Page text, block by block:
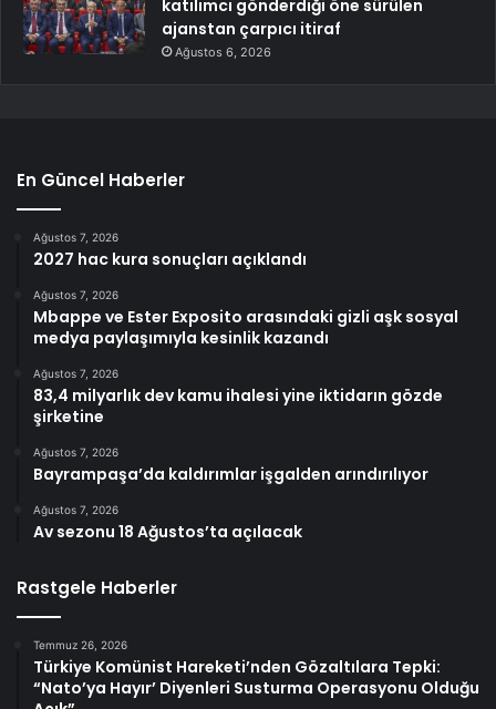
katılımcı gönderdiği öne sürülen
ajanstan çarpıcı itiraf
Ağustos 6, 2026
En Güncel Haberler
Ağustos 7, 2026
2027 hac kura sonuçları açıklandı
Ağustos 7, 2026
Mbappe ve Ester Exposito arasındaki gizli aşk sosyal
medya paylaşımıyla kesinlik kazandı
Ağustos 7, 2026
83,4 milyarlık dev kamu ihalesi yine iktidarın gözde
şirketine
Ağustos 7, 2026
Bayrampaşa’da kaldırımlar işgalden arındırılıyor
Ağustos 7, 2026
Av sezonu 18 Ağustos’ta açılacak
Rastgele Haberler
Temmuz 26, 2026
Türkiye Komünist Hareketi’nden Gözaltılara Tepki:
“Nato’ya Hayır’ Diyenleri Susturma Operasyonu Olduğu